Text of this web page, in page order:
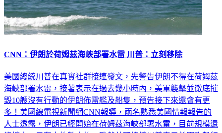
CNN：伊朗於荷姆茲海峽部署水雷 川普：立刻移除
美國總統川普在真實社群接連發文，先警告伊朗不得在荷姆茲
海峽部署水雷，接著表示在過去幾小時內，美軍襲擊並徹底摧
毀10艘沒有行動的伊朗佈雷艦及船隻，預告接下來還會有更
多！美國線電視新聞網CNN報導，兩名熟悉美國情報報告的
人士透露，伊朗已經開始在荷姆茲海峽部署水雷，目前規模還